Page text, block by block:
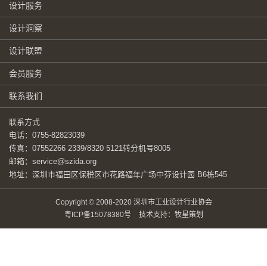
设计服务
设计洞察
设计联盟
会员服务
联系我们
联系方式
电话：0755-82823039
传真：07552266 2339/8320 5121转分机号8005
邮箱：service@szida.org
地址：深圳市福田区保税区市花路福年广场中芬设计园 B6栋545
Copyright © 2008-2020 深圳市工业设计行业协会
粤ICP备15078380号
技术支持：牧星策划